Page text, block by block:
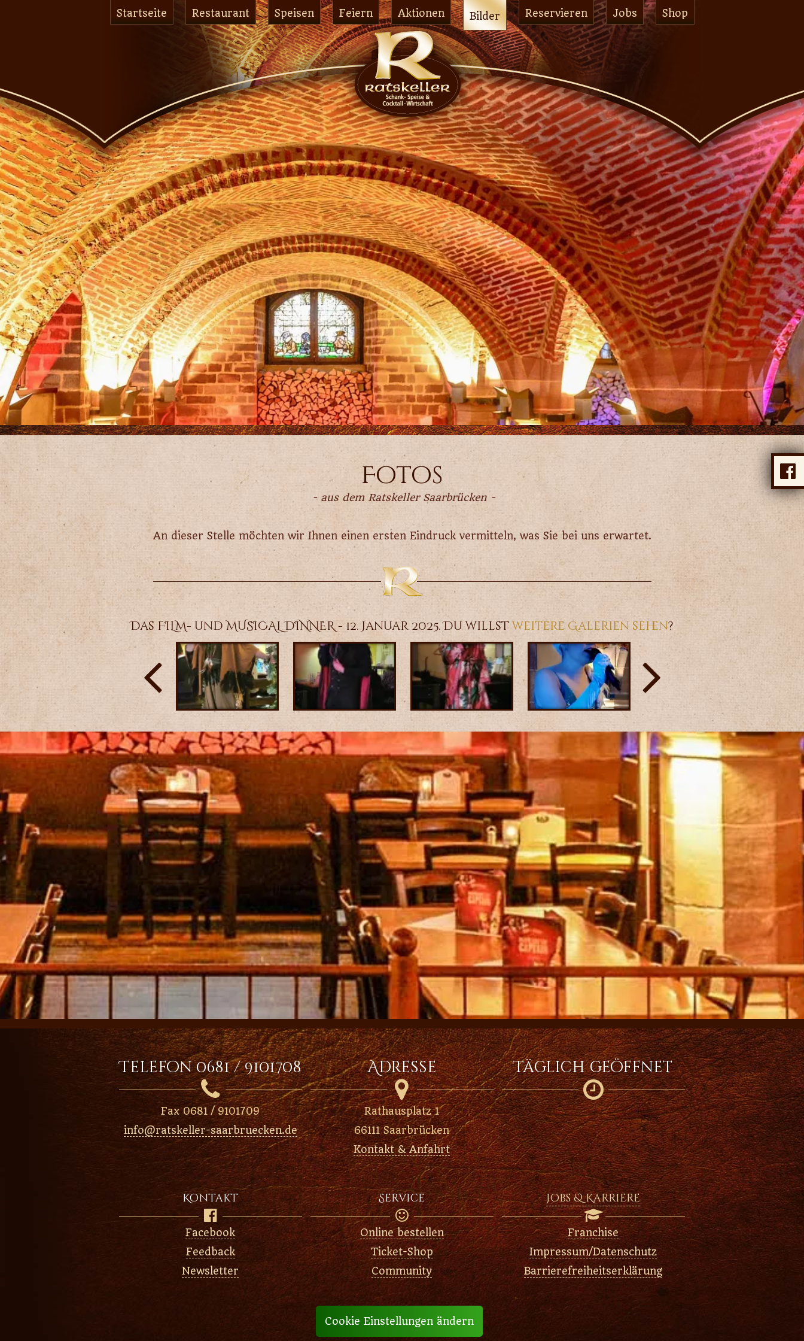
Startseite Restaurant Speisen Feiern Aktionen Bilder Reservieren Jobs Shop
Fotos
- aus dem Ratskeller Saarbrücken -
An dieser Stelle möchten wir Ihnen einen ersten Eindruck vermitteln, was Sie bei uns erwartet.
Das FILM- und MUSICAL DINNER - 12. Januar 2025. Du willstweitere Galerien sehen?
Telefon 0681 / 9101708

Fax 0681 / 9101709
info@ratskeller-saarbruecken.de
Adresse

Rathausplatz 1
66111 Saarbrücken
Kontakt & Anfahrt
Täglich geöffnet

Kontakt

Facebook
Feedback
Newsletter
Service

Online bestellen
Ticket-Shop
Community
Jobs & Karriere

Franchise
Impressum/Datenschutz
Barrierefreiheitserklärung
Cookie Einstellungen ändern